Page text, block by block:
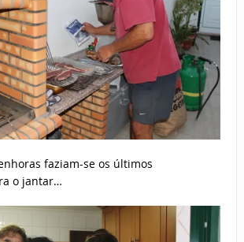
faziam-se os últimos
o jantar…